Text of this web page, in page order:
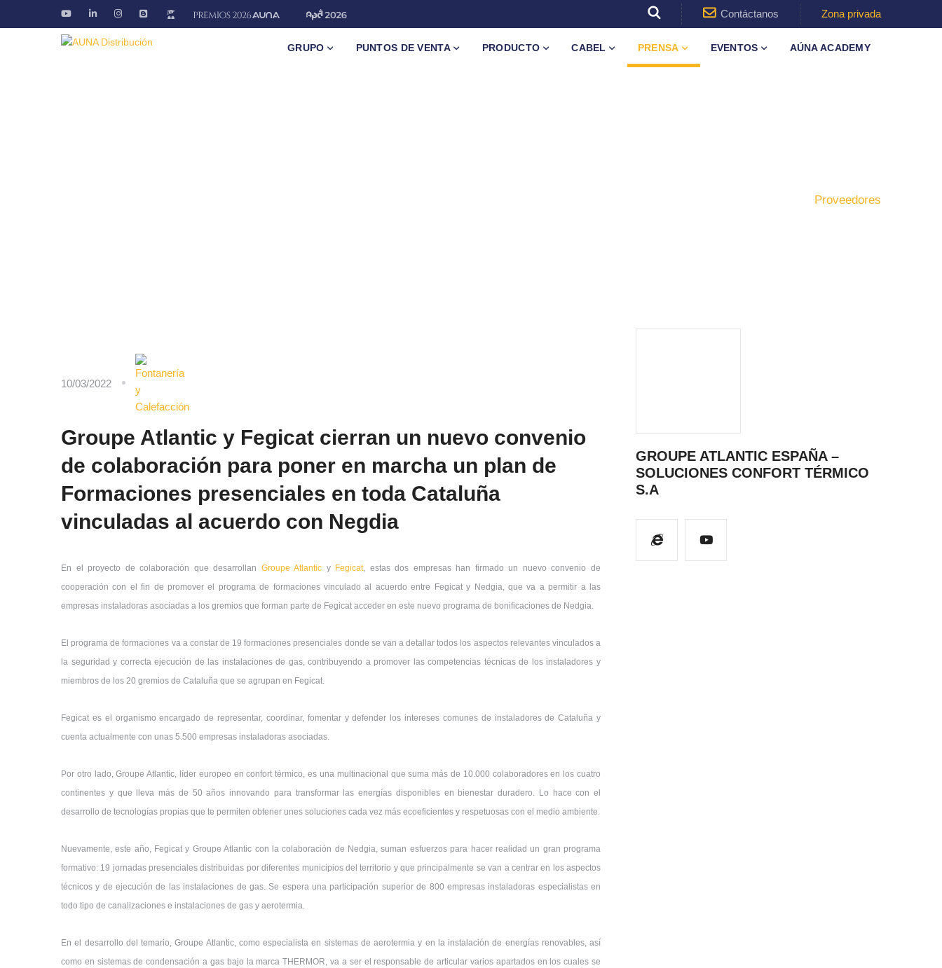
Contáctanos Zona privada
GRUPO PUNTOS DE VENTA PRODUCTO CABEL PRENSA EVENTOS AÚNA ACADEMY
Proveedores
10/03/2022
Groupe Atlantic y Fegicat cierran un nuevo convenio
de colaboración para poner en marcha un plan de
Formaciones presenciales en toda Cataluña
vinculadas al acuerdo con Negdia
En el proyecto de colaboración que desarrollan Groupe Atlantic y Fegicat, estas dos empresas han firmado un nuevo convenio de
cooperación con el fin de promover el programa de formaciones vinculado al acuerdo entre Fegicat y Nedgia, que va a permitir a las
empresas instaladoras asociadas a los gremios que forman parte de Fegicat acceder en este nuevo programa de bonificaciones de Nedgia.
El programa de formaciones va a constar de 19 formaciones presenciales donde se van a detallar todos los aspectos relevantes vinculados a
la seguridad y correcta ejecución de las instalaciones de gas, contribuyendo a promover las competencias técnicas de los instaladores y
miembros de los 20 gremios de Cataluña que se agrupan en Fegicat.
Fegicat es el organismo encargado de representar, coordinar, fomentar y defender los intereses comunes de instaladores de Cataluña y
cuenta actualmente con unas 5.500 empresas instaladoras asociadas.
Por otro lado, Groupe Atlantic, líder europeo en confort térmico, es una multinacional que suma más de 10.000 colaboradores en los cuatro
continentes y que lleva más de 50 años innovando para transformar las energías disponibles en bienestar duradero. Lo hace con el
desarrollo de tecnologías propias que te permiten obtener unes soluciones cada vez más ecoeficientes y respetuosas con el medio ambiente.
Nuevamente, este año, Fegicat y Groupe Atlantic con la colaboración de Nedgia, suman esfuerzos para hacer realidad un gran programa
formativo: 19 jornadas presenciales distribuidas por diferentes municipios del territorio y que principalmente se van a centrar en los aspectos
técnicos y de ejecución de las instalaciones de gas. Se espera una participación superior de 800 empresas instaladoras especialistas en
todo tipo de canalizaciones e instalaciones de gas y aerotermia.
En el desarrollo del temario, Groupe Atlantic, como especialista en sistemas de aerotermia y en la instalación de energías renovables, así
como en sistemas de condensación a gas bajo la marca THERMOR, va a ser el responsable de articular varios apartados en los cuales se
GROUPE ATLANTIC ESPAÑA –
SOLUCIONES CONFORT TÉRMICO
S.A